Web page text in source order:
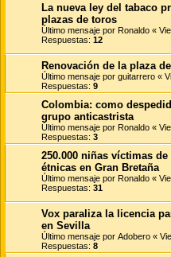
La nueva ley del tabaco
plazas de toros
Último mensaje por Ronaldo «
Respuestas: 12
Renovación de la plaza
Último mensaje por guitarrero «
Respuestas: 9
Colombia: como
grupo anticastrista
Último mensaje por Ronaldo «
Respuestas: 3
250.000 niñas víctimas
étnicas en Gran Bretaña
Último mensaje por Ronaldo «
Respuestas: 31
Vox paraliza la licencia
en Sevilla
Último mensaje por Adobero «
Respuestas: 8